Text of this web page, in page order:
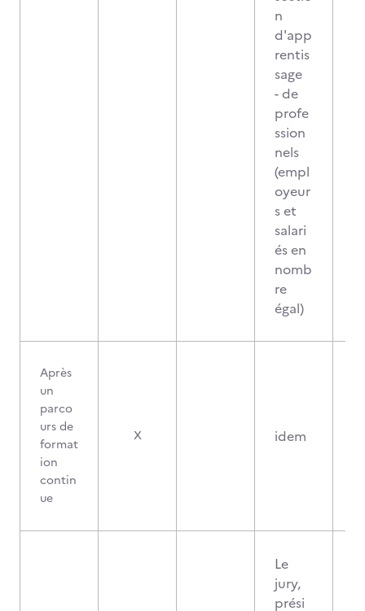
n
d'app
rentis
sage
- de
profe
ssion
nels
(empl
oyeur
s et
salari
és en
nomb
re
égal)
Après
un
parco
urs de
format
ion
contin
ue
X idem
Le
jury,
prési